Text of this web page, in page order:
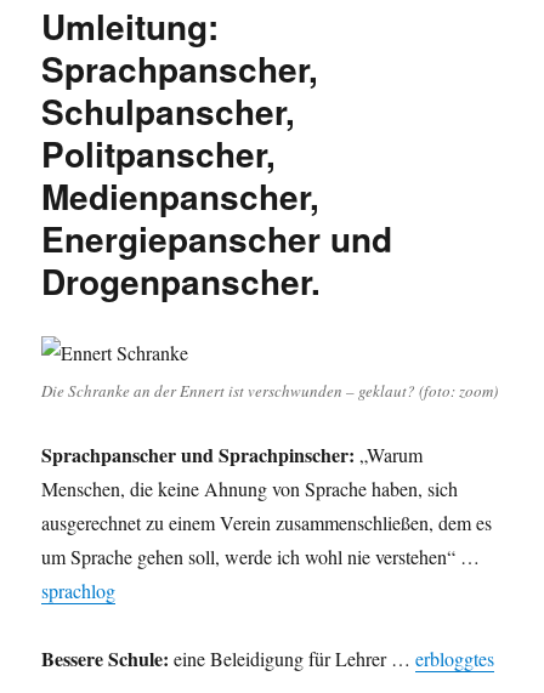
Winter?
Umleitung:
Sprachpanscher,
Schulpanscher,
Politpanscher,
Medienpanscher,
Energiepanscher und
Drogenpanscher.
Die Schranke an der Ennert ist verschwunden – geklaut? (foto: zoom)
Sprachpanscher und Sprachpinscher: „Warum
Menschen, die keine Ahnung von Sprache haben, sich
ausgerechnet zu einem Verein zusammenschließen, dem es
um Sprache gehen soll, werde ich wohl nie verstehen“ …
sprachlog
Bessere Schule: eine Beleidigung für Lehrer …erbloggtes